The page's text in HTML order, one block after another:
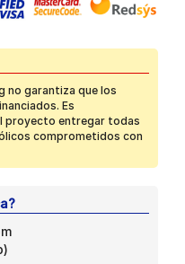
no garantiza que los
Es
proyecto entregar todas
comprometidos con